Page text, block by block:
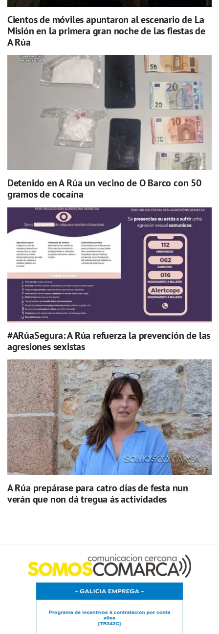
Cientos de móviles apuntaron al escenario de La
Misión en la primera gran noche de las fiestas de
A Rúa
Detenido en A Rúa un vecino de O Barco con 50
gramos de cocaína
#ARúaSegura: A Rúa refuerza la prevención de las
agresiones sexistas
A Rúa prepárase para catro días de festa nun
verán que non dá tregua ás actividades